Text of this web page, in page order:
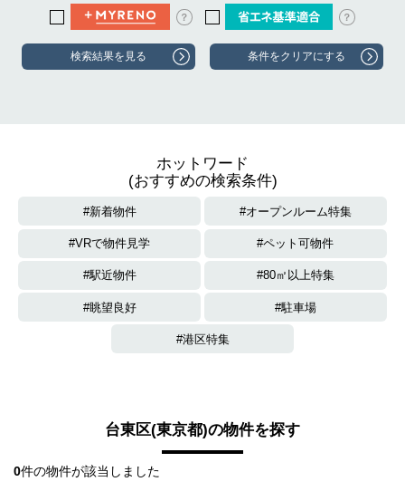
？ ？
ホットワード
(おすすめの検索条件)
新着物件 オープンルーム特集
VRで物件見学 ペット可物件
駅近物件 80㎡以上特集
眺望良好 駐車場
港区特集
台東区(東京都)の物件を探す
0件の物件が該当しました